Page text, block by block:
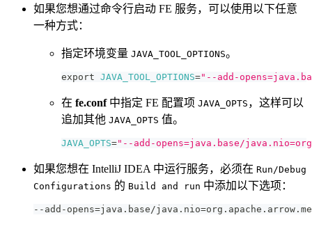
如果您想通过命令行启动 FE 服务，可以使用以下任意
一种方式：
指定环境变量 JAVA_TOOL_OPTIONS。
export JAVA_TOOL_OPTIONS="--add-
在 fe.conf中指定 FE 配置项 JAVA_OPTS ，这样可以
追加其他 JAVA_OPTS 值。
JAVA_OPTS="--add-opens=java.base/
如果您想在 IntelliJ IDEA 中运行服务，必须在 Run/Debug
Configurations 的 Build and run 中添加以下选项：
--add-opens=java.base/java.nio=